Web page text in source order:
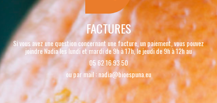
FACTURES
Si vous avez une question concernant une facture, un paiement, vous pouvez
joindre Nadia les lundi et mardi de 9h à 17h, le jeudi de 9h à 12h au
05 62 16 93 50
ou par mail : nadia@bioespuna.eu